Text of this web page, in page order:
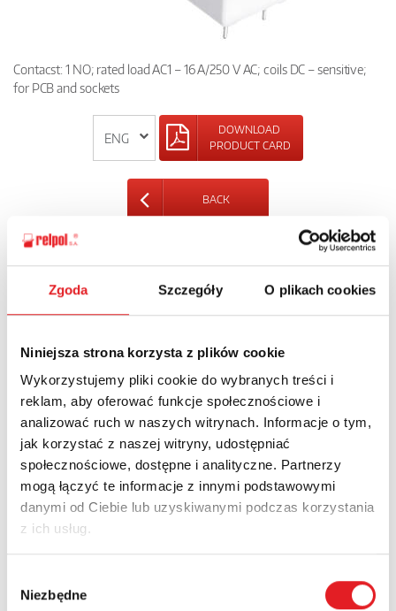
Zgoda Szczegóły O plikach cookies
Niniejsza strona korzysta z plików cookie
Wykorzystujemy pliki cookie do wybranych treści i
reklam, aby oferować funkcje społecznościowe i
analizować ruch w naszych witrynach. Informacje o tym,
jak korzystać z naszej witryny, udostępniać
społecznościowe, dostępne i analityczne. Partnerzy
mogą łączyć te informacje z innymi podstawowymi
danymi od Ciebie lub uzyskiwanymi podczas korzystania
z ich usług.
zgody
Niezbędne
Contacst: 1 NO; rated load AC1 – 16 A/250 V AC; coils DC – sensitive;
for PCB and sockets
DOWNLOAD
PRODUCT CARD
BACK
Ask for the details of the offer
Email: *
Company:
Phone: